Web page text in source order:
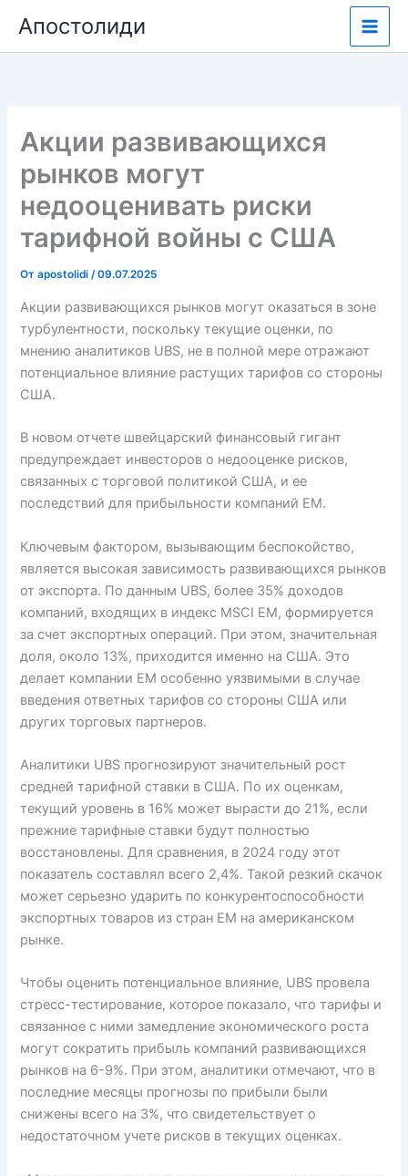
содержимому
Апостолиди
Акции развивающихся
рынков могут
недооценивать риски
тарифной войны с США
Отapostolidi/09.07.2025
Акции развивающихся рынков могут оказаться в зоне
турбулентности, поскольку текущие оценки, по
мнению аналитиков UBS, не в полной мере отражают
потенциальное влияние растущих тарифов со стороны
США.
В новом отчете швейцарский финансовый гигант
предупреждает инвесторов о недооценке рисков,
связанных с торговой политикой США, и ее
последствий для прибыльности компаний EM.
Ключевым фактором, вызывающим беспокойство,
является высокая зависимость развивающихся рынков
от экспорта. По данным UBS, более 35% доходов
компаний, входящих в индекс MSCI EM, формируется
за счет экспортных операций. При этом, значительная
доля, около 13%, приходится именно на США. Это
делает компании EM особенно уязвимыми в случае
введения ответных тарифов со стороны США или
других торговых партнеров.
Аналитики UBS прогнозируют значительный рост
средней тарифной ставки в США. По их оценкам,
текущий уровень в 16% может вырасти до 21%, если
прежние тарифные ставки будут полностью
восстановлены. Для сравнения, в 2024 году этот
показатель составлял всего 2,4%. Такой резкий скачок
может серьезно ударить по конкурентоспособности
экспортных товаров из стран EM на американском
рынке.
Чтобы оценить потенциальное влияние, UBS провела
стресс-тестирование, которое показало, что тарифы и
связанное с ними замедление экономического роста
могут сократить прибыль компаний развивающихся
рынков на 6-9%. При этом, аналитики отмечают, что в
последние месяцы прогнозы по прибыли были
снижены всего на 3%, что свидетельствует о
недостаточном учете рисков в текущих оценках.